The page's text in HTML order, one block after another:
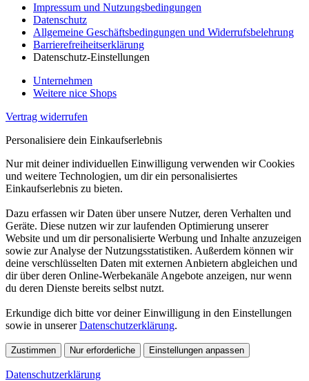
Impressum und Nutzungsbedingungen
Datenschutz
Allgemeine Geschäftsbedingungen und Widerrufsbelehrung
Barrierefreiheitserklärung
Datenschutz-Einstellungen
Unternehmen
Weitere nice Shops
Vertrag widerrufen
Personalisiere dein Einkaufserlebnis
Nur mit deiner individuellen Einwilligung verwenden wir Cookies
und weitere Technologien, um dir ein personalisiertes
Einkaufserlebnis zu bieten.
Dazu erfassen wir Daten über unsere Nutzer, deren Verhalten und
Geräte. Diese nutzen wir zur laufenden Optimierung unserer
Website und um dir personalisierte Werbung und Inhalte anzuzeigen
sowie zur Analyse der Nutzungsstatistiken. Außerdem können wir
deine verschlüsselten Daten mit externen Anbietern abgleichen und
dir über deren Online-Werbekanäle Angebote anzeigen, nur wenn
du deren Dienste bereits selbst nutzt.
Erkundige dich bitte vor deiner Einwilligung in den Einstellungen
sowie in unsererDatenschutzerklärung.
Zustimmen Nur erforderliche Einstellungen anpassen
Datenschutzerklärung